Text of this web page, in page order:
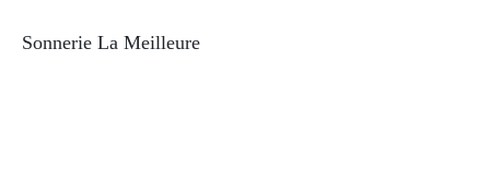
Sonnerie La Meilleure